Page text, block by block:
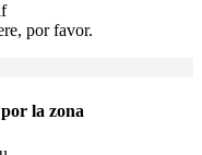
por favor.
la zona